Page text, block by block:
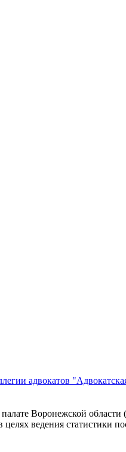
адвокатов
Воронежской
ведения статистики